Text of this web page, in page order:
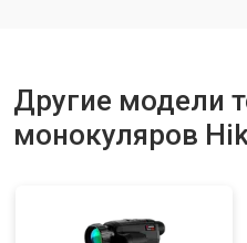
Другие модели
монокуляров